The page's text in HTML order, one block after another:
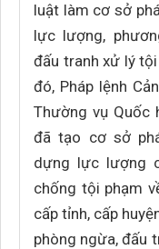
luật làm cơ sở
lực lượng,
đấu tranh xử lý
đó, Pháp lệnh
Thường vụ Quốc
đã tạo cơ sở
dựng lực lượng
chống tội phạm
cấp tỉnh, cấp
phòng ngừa, đấu